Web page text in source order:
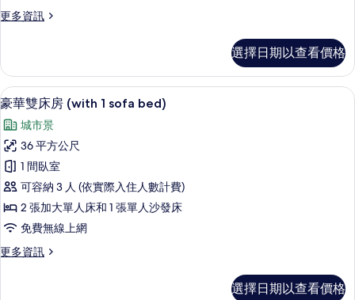
間
所
有
相
片
更多資訊
更
雙
床
房,
間
的
詳
情
選擇日期以查看價格
顯
示
豪
華
雙
床
房
(with
1
豪華雙床房 (with 1 sofa bed) | 起居區
5
豪華雙床房 (with 1 sofa bed)
城市景
36 平方公尺
1 間臥室
可容納 3 人 (依實際入住人數計費)
2 張加大單人床和 1 張單人沙發床
免費無線上網
更多資訊
更
選擇日期以查看價格